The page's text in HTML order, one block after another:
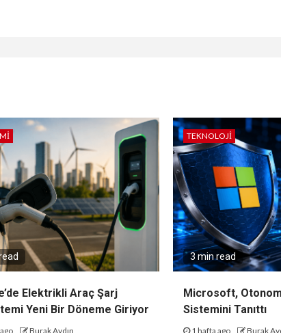
Elektrikli Araç Şarj
Yeni Bir Döneme Giriyor
Burak Aydın
TEKNOLOJI
3 min read
Microsoft,
Sistemini Tanıttı
1 hafta ago Burak